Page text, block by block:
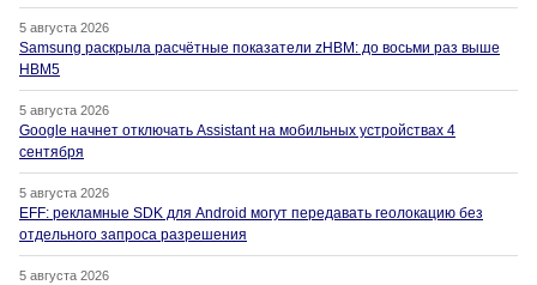
5 августа 2026
Samsung раскрыла расчётные показатели zHBM: до восьми раз выше
HBM5
5 августа 2026
Google начнет отключать Assistant на мобильных устройствах 4
сентября
5 августа 2026
EFF: рекламные SDK для Android могут передавать геолокацию без
отдельного запроса разрешения
5 августа 2026